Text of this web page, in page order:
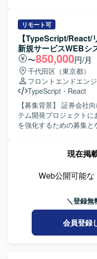
を取り入れたチーム開発
しながら継続的なデリ
合テストなど一連の開
【求める人物像】 チー
取りながら主体的に開発
ます。基本設計以降の工
ただける方が望ましいです。 【ポジションの魅力】
らテストまで一貫して携
から品質担保まで幅広
す。長期的な参画の可能
を伸ばしていただけます。 【開発環境】 Javaおよび
を用いたシステム開発
リモート可
【TypeScript/React/
新規サービスWEBシ
〜850,000円/月
千代田区（東京都）
フロントエンドエン
TypeScript ・ React
【募集背景】 証券会社
テム開発プロジェクト
を強化するための募集となります。 【作
ご担当いただきます。
どを行っていただきます。 【求める人物像】 フロン
きる方を求めておりま
にコミュニケーション
る方を歓迎いたします。 【ポジションの魅力】 証券業界向
けの新規サービス開発
見を深めながらフロン
現在掲
Web公開可能な
＼登録無
会員登録